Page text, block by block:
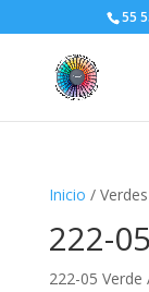
55
Inicio /
222-
222-05 Verde